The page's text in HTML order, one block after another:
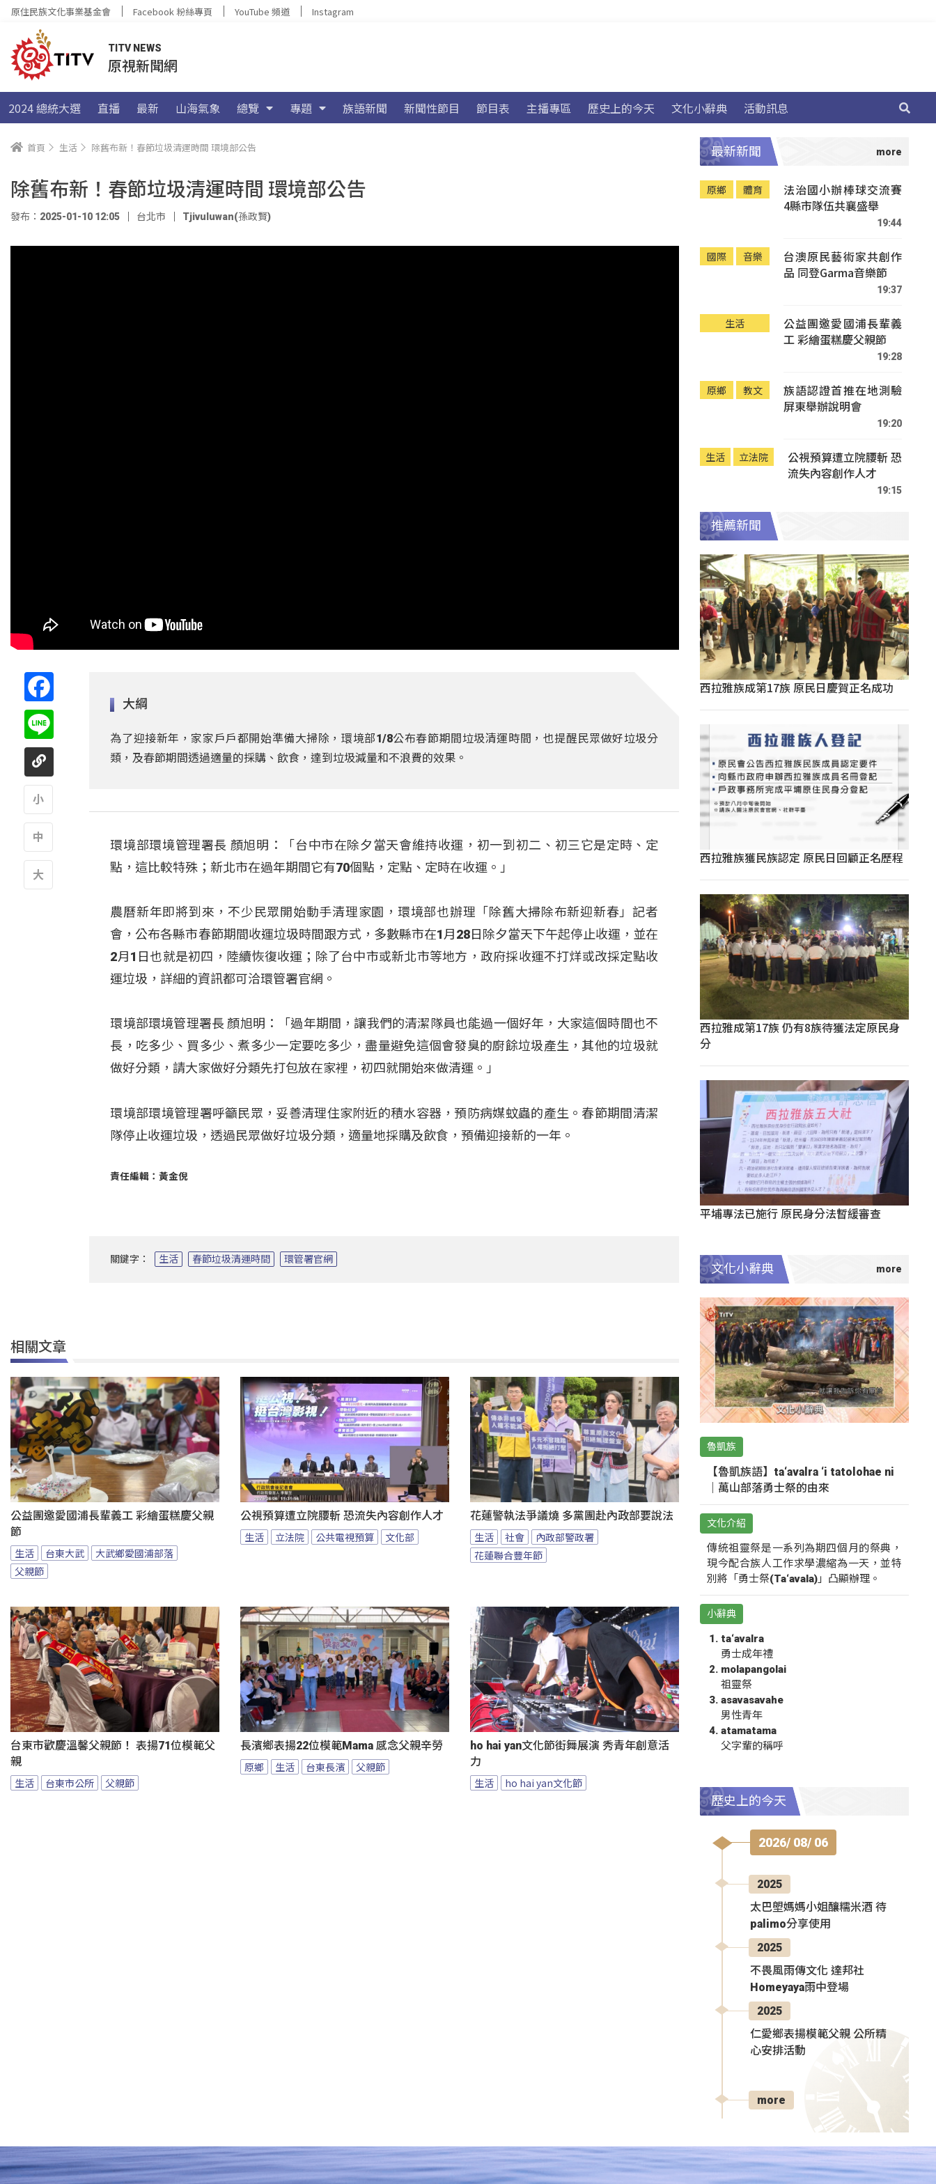
原住民族文化事業基金會 Facebook 粉絲專頁 YouTube 頻道 Instagram
TITV NEWS
原視新聞網
2024 總統大選 直播 最新 山海氣象 總覽 專題 族語新聞 新聞性節目 節目表 主播專區 歷史上的今天 文化小辭典 活動訊息
首頁 生活 除舊布新！春節垃圾清運時間 環境部公告
除舊布新！春節垃圾清運時間 環境部公告
發布：2025-01-10 12:05 台北市 Tjivuluwan(孫政賢)
大綱
為了迎接新年，家家戶戶都開始準備大掃除，環境部1/8公布春節期間垃圾清運時間，也提醒民眾做好垃圾分
類，及春節期間透過適量的採購、飲食，達到垃圾減量和不浪費的效果。
環境部環境管理署長 顏旭明：「台中市在除夕當天會維持收運，初一到初二、初三它是定時、定
點，這比較特殊；新北市在過年期間它有70個點，定點、定時在收運。」
農曆新年即將到來，不少民眾開始動手清理家園，環境部也辦理「除舊大掃除布新迎新春」記者
會，公布各縣市春節期間收運垃圾時間跟方式，多數縣市在1月28日除夕當天下午起停止收運，並在
2月1日也就是初四，陸續恢復收運；除了台中市或新北市等地方，政府採收運不打烊或改採定點收
運垃圾，詳細的資訊都可洽環管署官網。
環境部環境管理署長 顏旭明：「過年期間，讓我們的清潔隊員也能過一個好年，大家這個時間也不
長，吃多少、買多少、煮多少一定要吃多少，盡量避免這個會發臭的廚餘垃圾產生，其他的垃圾就
做好分類，請大家做好分類先打包放在家裡，初四就開始來做清運。」
環境部環境管理署呼籲民眾，妥善清理住家附近的積水容器，預防病媒蚊蟲的產生。春節期間清潔
隊停止收運垃圾，透過民眾做好垃圾分類，適量地採購及飲食，預備迎接新的一年。
責任編輯：黃金倪
關鍵字： 生活 春節垃圾清運時間 環管署官網
相關文章
公益團邀愛國浦長輩義工 彩繪蛋糕慶父親
節
生活 台東大武
大武鄉愛國浦部落
父親節
公視預算遭立院腰斬 恐流失內容創作人才
生活 立法院 公共電視預算 文化部
花蓮警執法爭議燒 多黨團赴內政部要說法
生活 社會
內政部警政署
花蓮聯合豐年節
台東市歡慶溫馨父親節！ 表揚71位模範父
親
生活 台東市公所 父親節
長濱鄉表揚22位模範Mama 感念父親辛勞
原鄉 生活 台東長濱 父親節
ho hai yan文化節街舞展演 秀青年創意活
力
生活 ho hai yan文化節
最新新聞
原鄉 體育
法治國小辦棒球交流賽
4縣市隊伍共襄盛舉
19:44
國際 音樂
台澳原民藝術家共創作
品 同登Garma音樂節
19:37
生活
公益團邀愛國浦長輩義
工 彩繪蛋糕慶父親節
19:28
原鄉 教文
族語認證首推在地測驗
屏東舉辦說明會
19:20
生活 立法院
公視預算遭立院腰斬 恐
流失內容創作人才
19:15
推薦新聞
西拉雅族成第17族 原民日慶賀正名成功
西拉雅族獲民族認定 原民日回顧正名歷程
西拉雅成第17族 仍有8族待獲法定原民身
分
平埔專法已施行 原民身分法暫緩審查
文化小辭典
魯凱族
【魯凱族語】ta‘avalra ‘i tatolohae ni
｜萬山部落勇士祭的由來
文化介紹
傳統祖靈祭是一系列為期四個月的祭典，
現今配合族人工作求學濃縮為一天，並特
別將「勇士祭(Ta‘avala)」凸顯辦理。
小辭典
ta‘avalra
勇士成年禮
molapangolai
祖靈祭
asavasavahe
男性青年
atamatama
父字輩的稱呼
歷史上的今天
2026/ 08/ 06
2025
太巴塱媽媽小姐釀糯米酒 待
palimo分享使用
2025
不畏風雨傳文化 達邦社
Homeyaya雨中登場
2025
仁愛鄉表揚模範父親 公所精
心安排活動
more